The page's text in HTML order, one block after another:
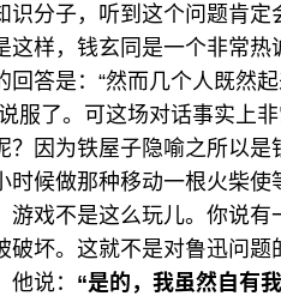
识分子，听到这个问题肯
这样，钱玄同是一个非常
回答是：“然而几个人既然
服了。可这场对话事实上
？因为铁屋子隐喻之所以
时候做那种移动一根火柴
游戏不是这么玩儿。你说
破坏。这就不是对鲁迅问
说： “是的，我虽然自有